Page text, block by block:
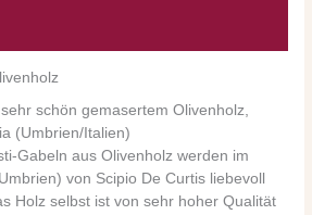
schön gemasertem Olivenholz,
(Umbrien/Italien)
Gabeln aus Olivenholz werden im
von Scipio De Curtis liebevoll
Holz selbst ist von sehr hoher Qualität